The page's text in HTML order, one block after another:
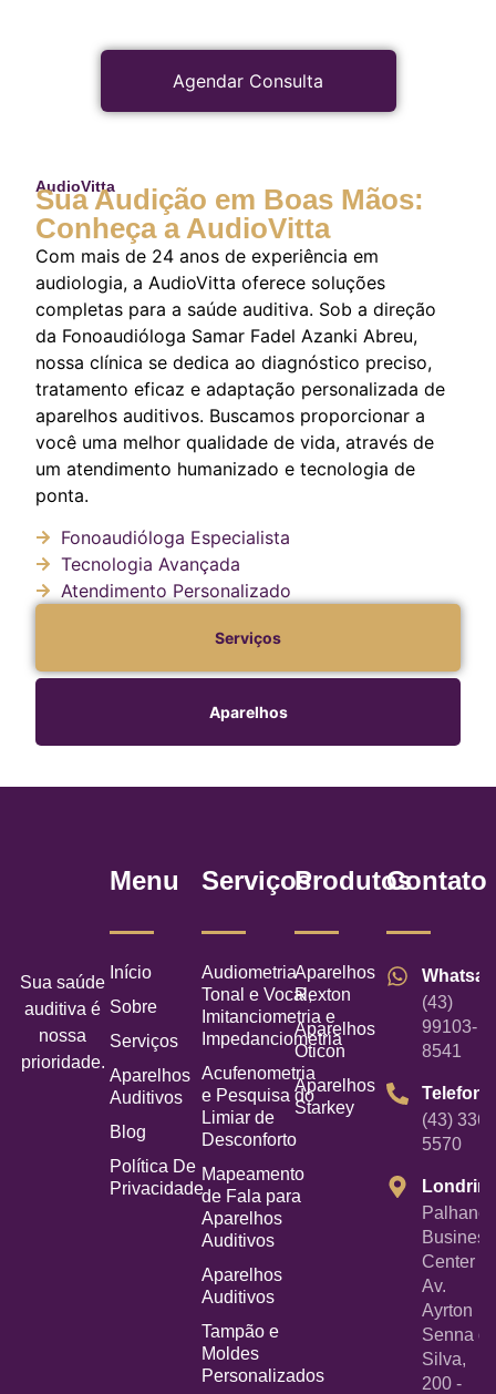
Agendar Consulta
AudioVitta
Sua Audição em Boas Mãos:
Conheça a AudioVitta
Com mais de 24 anos de experiência em
audiologia, a AudioVitta oferece soluções
completas para a saúde auditiva. Sob a direção
da Fonoaudióloga Samar Fadel Azanki Abreu,
nossa clínica se dedica ao diagnóstico preciso,
tratamento eficaz e adaptação personalizada de
aparelhos auditivos. Buscamos proporcionar a
você uma melhor qualidade de vida, através de
um atendimento humanizado e tecnologia de
ponta.
Fonoaudióloga Especialista
Tecnologia Avançada
Atendimento Personalizado
Serviços
Aparelhos
Sua saúde
auditiva é
nossa
prioridade.
Menu
Início
Sobre
Serviços
Aparelhos
Auditivos
Blog
Política De
Privacidade
Serviços
Audiometria
Tonal e Vocal,
Imitanciometria e
Impedanciometria
Acufenometria
e Pesquisa do
Limiar de
Desconforto
Mapeamento
de Fala para
Aparelhos
Auditivos
Aparelhos
Auditivos
Tampão e
Moldes
Personalizados
Produtos
Aparelhos
Rexton
Aparelhos
Oticon
Aparelhos
Starkey
Contato
(43)
99103-
8541
Telefone
(43)
5570
Palhano
Business
Center -
Av.
Ayrton
Senna
Silva,
200 -